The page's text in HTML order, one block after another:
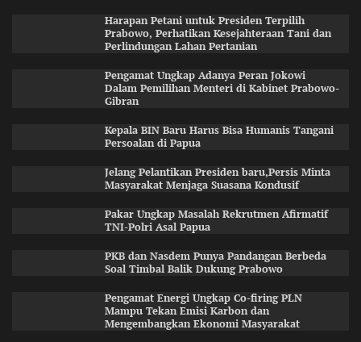
Harapan Petani untuk Presiden Terpilih
Prabowo, Perhatikan Kesejahteraan Tani dan
Perlindungan Lahan Pertanian
Pengamat Ungkap Adanya Peran Jokowi
Dalam Pemilihan Menteri di Kabinet Prabowo-
Gibran
Kepala BIN Baru Harus Bisa Humanis Tangani
Persoalan di Papua
Jelang Pelantikan Presiden baru,Persis Minta
Masyarakat Menjaga Suasana Kondusif
Pakar Ungkap Masalah Rekrutmen Afirmatif
TNI-Polri Asal Papua
PKB dan Nasdem Punya Pandangan Berbeda
Soal Timbal Balik Dukung Prabowo
Pengamat Energi Ungkap Co-firing PLN
Mampu Tekan Emisi Karbon dan
Mengembangkan Ekonomi Masyarakat